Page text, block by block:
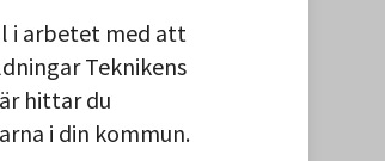
i arbetet med att
Teknikens
hittar du
i din kommun.